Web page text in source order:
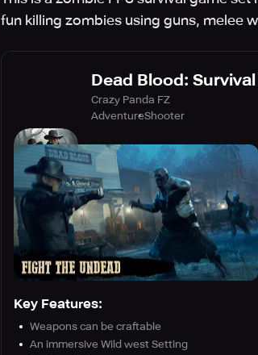
fun killing zombies using guns, melee
Dead Blood: Survival
Crazy Panda FZ
AdventureShooter
Key Features:
Weapons can be craftable
An immersive Wild west Setting